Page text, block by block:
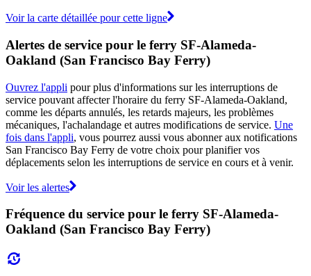
Voir la carte détaillée pour cette ligne
Alertes de service pour le ferry SF-Alameda-
Oakland (San Francisco Bay Ferry)
Ouvrez l'appli pour plus d'informations sur les interruptions de
service pouvant affecter l'horaire du ferry SF-Alameda-Oakland,
comme les départs annulés, les retards majeurs, les problèmes
mécaniques, l'achalandage et autres modifications de service. Une
fois dans l'appli, vous pourrez aussi vous abonner aux notifications
San Francisco Bay Ferry de votre choix pour planifier vos
déplacements selon les interruptions de service en cours et à venir.
Voir les alertes
Fréquence du service pour le ferry SF-Alameda-
Oakland (San Francisco Bay Ferry)